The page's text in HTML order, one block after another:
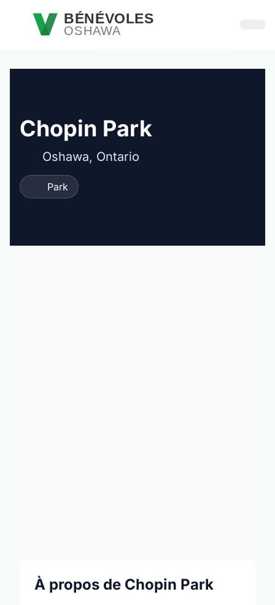
Passer au contenu principal
BÉNÉVOLES
OSHAWA
Chopin Park
Oshawa, Ontario
Park
À propos de Chopin Park